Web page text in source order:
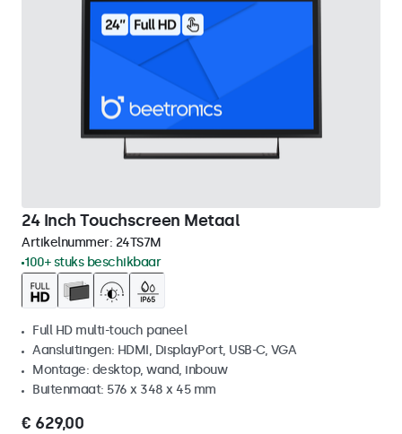
24 Inch Touchscreen Metaal
Artikelnummer: 24TS7M
100+ stuks beschikbaar
Full HD multi-touch paneel
Aansluitingen: HDMI, DisplayPort, USB-C, VGA
Montage: desktop, wand, inbouw
Buitenmaat: 576 x 348 x 45 mm
€ 629,00